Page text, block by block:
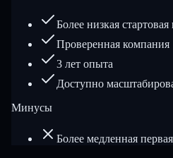
Более низкая
Проверенная компания
3 лет опыта
Доступно
Минусы
Более медленная